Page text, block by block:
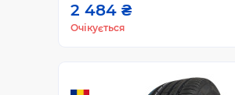
2 484 ₴
Очікується